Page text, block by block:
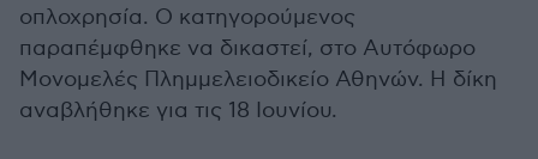
οπλοχρησία. Ο κατηγορούμενος
παραπέμφθηκε να δικαστεί, στο Αυτόφωρο
Μονομελές Πλημμελειοδικείο Αθηνών. Η δίκη
αναβλήθηκε για τις 18 Ιουνίου.